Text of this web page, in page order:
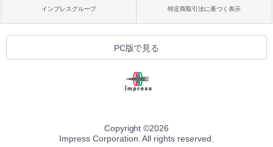
インプレスグループ 特定商取引法に基づく表示
PC版で見る
Copyright ©2026
Impress Corporation. All rights reserved.